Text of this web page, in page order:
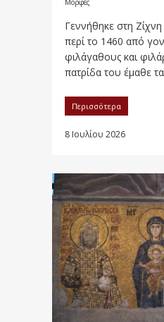
Γεννήθηκε στη
περί το 1460 από
φιλάγαθους και
πατρίδα του έμαθε
Περισσότερα
8 Ιουλίου 2026